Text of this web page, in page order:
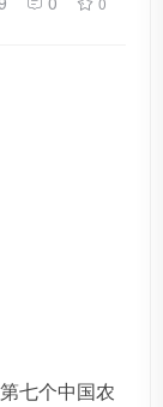
七个中国农